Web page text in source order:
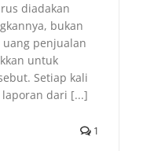
diadakan
bukan
penjualan
untuk
Setiap kali
dari [...]
1